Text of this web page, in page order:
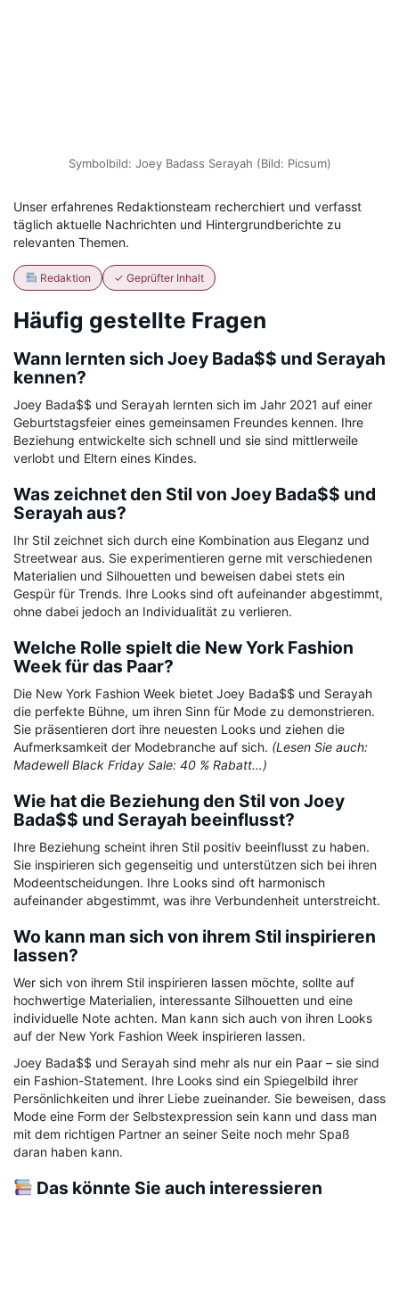
Symbolbild: Joey Badass Serayah (Bild: Picsum)
Unser erfahrenes Redaktionsteam recherchiert und verfasst
täglich aktuelle Nachrichten und Hintergrundberichte zu
relevanten Themen.
Redaktion ✓ Geprüfter Inhalt
Häufig gestellte Fragen
Wann lernten sich Joey Bada$$ und Serayah
kennen?
Joey Bada$$ und Serayah lernten sich im Jahr 2021 auf einer
Geburtstagsfeier eines gemeinsamen Freundes kennen. Ihre
Beziehung entwickelte sich schnell und sie sind mittlerweile
verlobt und Eltern eines Kindes.
Was zeichnet den Stil von Joey Bada$$ und
Serayah aus?
Ihr Stil zeichnet sich durch eine Kombination aus Eleganz und
Streetwear aus. Sie experimentieren gerne mit verschiedenen
Materialien und Silhouetten und beweisen dabei stets ein
Gespür für Trends. Ihre Looks sind oft aufeinander abgestimmt,
ohne dabei jedoch an Individualität zu verlieren.
Welche Rolle spielt die New York Fashion
Week für das Paar?
Die New York Fashion Week bietet Joey Bada$$ und Serayah
die perfekte Bühne, um ihren Sinn für Mode zu demonstrieren.
Sie präsentieren dort ihre neuesten Looks und ziehen die
Aufmerksamkeit der Modebranche auf sich. (Lesen Sie auch:
Madewell Black Friday Sale: 40 % Rabatt…)
Wie hat die Beziehung den Stil von Joey
Bada$$ und Serayah beeinflusst?
Ihre Beziehung scheint ihren Stil positiv beeinflusst zu haben.
Sie inspirieren sich gegenseitig und unterstützen sich bei ihren
Modeentscheidungen. Ihre Looks sind oft harmonisch
aufeinander abgestimmt, was ihre Verbundenheit unterstreicht.
Wo kann man sich von ihrem Stil inspirieren
lassen?
Wer sich von ihrem Stil inspirieren lassen möchte, sollte auf
hochwertige Materialien, interessante Silhouetten und eine
individuelle Note achten. Man kann sich auch von ihren Looks
auf der New York Fashion Week inspirieren lassen.
Joey Bada$$ und Serayah sind mehr als nur ein Paar – sie sind
ein Fashion-Statement. Ihre Looks sind ein Spiegelbild ihrer
Persönlichkeiten und ihrer Liebe zueinander. Sie beweisen, dass
Mode eine Form der Selbstexpression sein kann und dass man
mit dem richtigen Partner an seiner Seite noch mehr Spaß
daran haben kann.
Das könnte Sie auch interessieren